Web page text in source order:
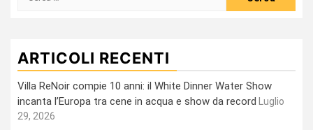
ARTICOLI RECENTI
Villa ReNoir compie 10 anni: il White Dinner Water Show
incanta l’Europa tra cene in acqua e show da record
Luglio
29, 2026